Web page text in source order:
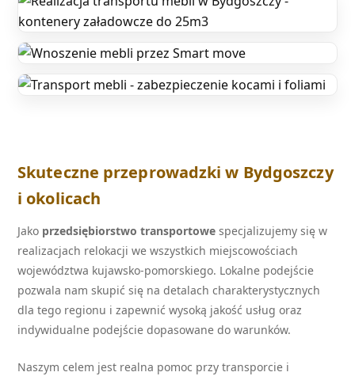
Skuteczne przeprowadzki w Bydgoszczy
i okolicach
Jako przedsiębiorstwo transportowe specjalizujemy się w
realizacjach relokacji we wszystkich miejscowościach
województwa kujawsko-pomorskiego. Lokalne podejście
pozwala nam skupić się na detalach charakterystycznych
dla tego regionu i zapewnić wysoką jakość usług oraz
indywidualne podejście dopasowane do warunków.
Naszym celem jest realna pomoc przy transporcie i